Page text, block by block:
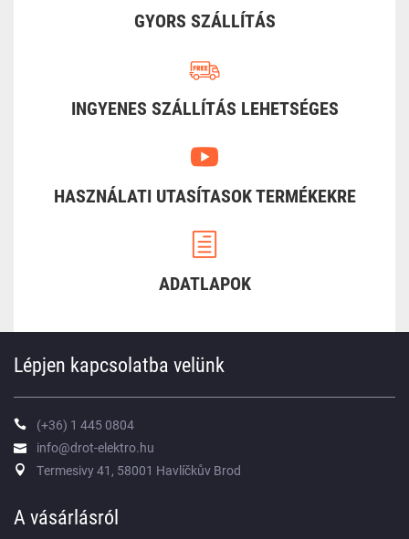
GYORS SZÁLLÍTÁS
INGYENES SZÁLLÍTÁS LEHETSÉGES
HASZNÁLATI UTASÍTASOK TERMÉKEKRE
ADATLAPOK
Lépjen kapcsolatba velünk
(+36) 1 445 0804
info@drot-elektro.hu
Termesivy 41, 58001 Havlíčkův Brod
A vásárlásról